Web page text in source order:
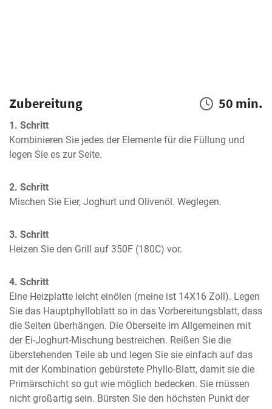
Zubereitung 50 min.
1. Schritt
Kombinieren Sie jedes der Elemente für die Füllung und
legen Sie es zur Seite.
2. Schritt
Mischen Sie Eier, Joghurt und Olivenöl. Weglegen.
3. Schritt
Heizen Sie den Grill auf 350F (180C) vor.
4. Schritt
Eine Heizplatte leicht einölen (meine ist 14X16 Zoll). Legen
Sie das Hauptphylloblatt so in das Vorbereitungsblatt, dass
die Seiten überhängen. Die Oberseite im Allgemeinen mit
der Ei-Joghurt-Mischung bestreichen. Reißen Sie die
überstehenden Teile ab und legen Sie sie einfach auf das
mit der Kombination gebürstete Phyllo-Blatt, damit sie die
Primärschicht so gut wie möglich bedecken. Sie müssen
nicht großartig sein. Bürsten Sie den höchsten Punkt der